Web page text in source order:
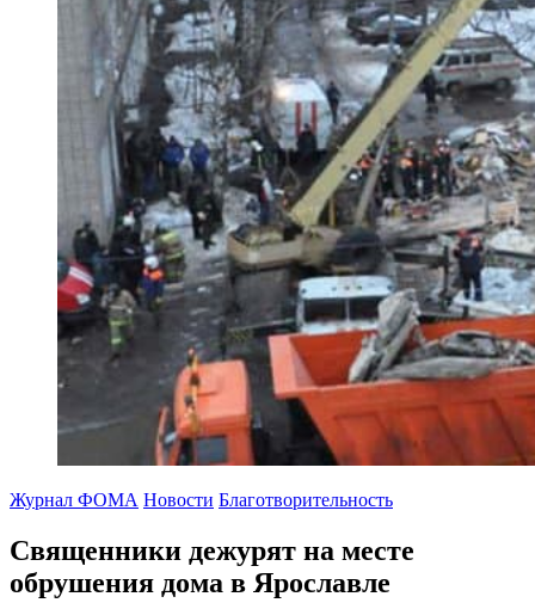
Журнал ФОМА Новости Благотворительность
Священники дежурят на месте
обрушения дома в Ярославле